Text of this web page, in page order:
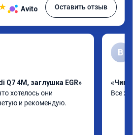
Avito Оставить отзыв
Q7 4M, заглушка EGR»
хотелось они
и рекомендую.
В
«Чип
Все